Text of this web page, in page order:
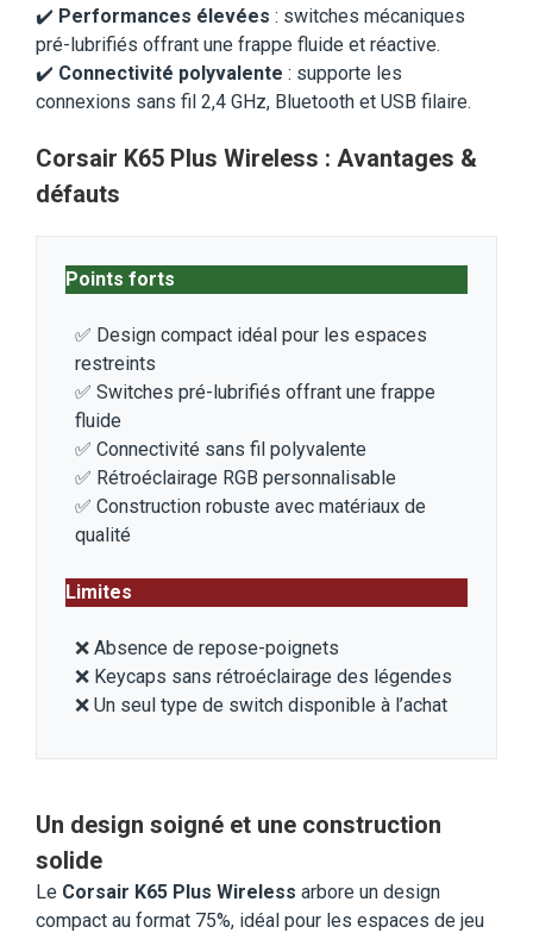
✔️ Performances élevées : switches mécaniques
pré-lubrifiés offrant une frappe fluide et réactive.
✔️ Connectivité polyvalente : supporte les
connexions sans fil 2,4 GHz, Bluetooth et USB filaire.​
Corsair K65 Plus Wireless : Avantages &
défauts
Points forts
✅ Design compact idéal pour les espaces
restreints
✅ Switches pré-lubrifiés offrant une frappe
fluide
✅ Connectivité sans fil polyvalente
✅ Rétroéclairage RGB personnalisable
✅ Construction robuste avec matériaux de
qualité
Limites
❌ Absence de repose-poignets
❌ Keycaps sans rétroéclairage des légendes
❌ Un seul type de switch disponible à l’achat
Un design soigné et une construction
solide
Le Corsair K65 Plus Wireless arbore un design
compact au format 75%, idéal pour les espaces de jeu